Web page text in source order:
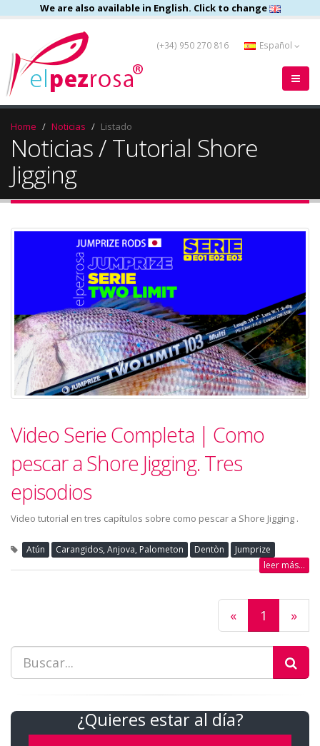
We are also available in English. Click to change
(+34) 950 270 816 Español
Home Noticias Listado
Noticias / Tutorial Shore
Jigging
Video Serie Completa | Como
pescar a Shore Jigging. Tres
episodios
Video tutorial en tres capítulos sobre como pescar a Shore Jigging .
Atún Carangidos, Anjova, Palometon Dentòn
Jumprize
leer más...
« 1 »
¿Quieres estar al día?